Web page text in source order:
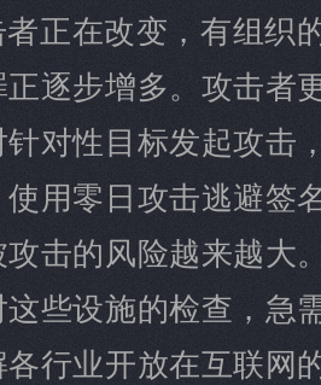
正在改变，有组织
逐步增多。攻击者
对性目标发起攻击
用零日攻击逃避签
击的风险越来越大
些设施的检查，急
行业开放在互联网